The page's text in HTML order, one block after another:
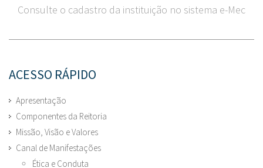
Consulte o cadastro da instituição no sistema e-Mec
ACESSO RÁPIDO
Apresentação
Componentes da Reitoria
Missão, Visão e Valores
Canal de Manifestações
Ética e Conduta